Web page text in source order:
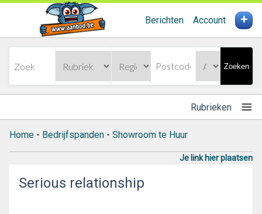
Berichten Account +
Zoeken
Rubrieken
Home - Bedrijfspanden - Showroom te Huur
Je link hier plaatsen
Serious relationship